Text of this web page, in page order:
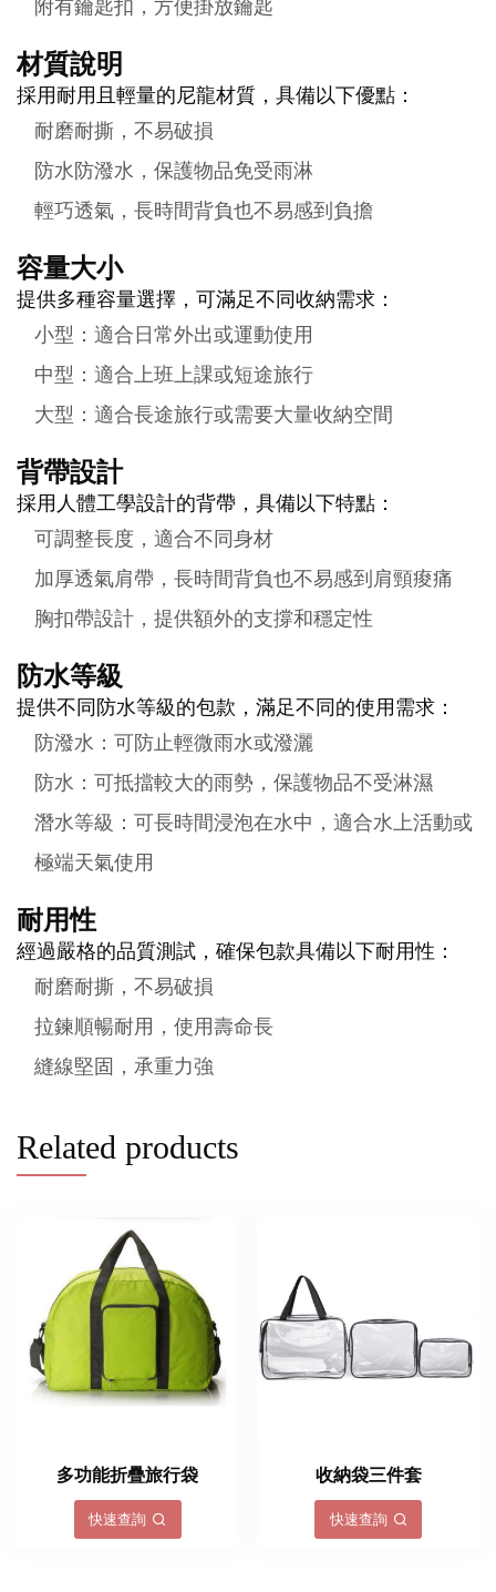
附有鑰匙扣，方便掛放鑰匙
材質說明
採用耐用且輕量的尼龍材質，具備以下優點：
耐磨耐撕，不易破損
防水防潑水，保護物品免受雨淋
輕巧透氣，長時間背負也不易感到負擔
容量大小
提供多種容量選擇，可滿足不同收納需求：
小型：適合日常外出或運動使用
中型：適合上班上課或短途旅行
大型：適合長途旅行或需要大量收納空間
背帶設計
採用人體工學設計的背帶，具備以下特點：
可調整長度，適合不同身材
加厚透氣肩帶，長時間背負也不易感到肩頸痠痛
胸扣帶設計，提供額外的支撐和穩定性
防水等級
提供不同防水等級的包款，滿足不同的使用需求：
防潑水：可防止輕微雨水或潑灑
防水：可抵擋較大的雨勢，保護物品不受淋濕
潛水等級：可長時間浸泡在水中，適合水上活動或
極端天氣使用
耐用性
經過嚴格的品質測試，確保包款具備以下耐用性：
耐磨耐撕，不易破損
拉鍊順暢耐用，使用壽命長
縫線堅固，承重力強
Related products
多功能折疊旅行袋
快速查詢
收納袋三件套
快速查詢